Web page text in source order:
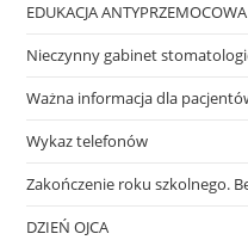
EDUKACJA ANTYPRZEMOCOWA
Nieczynny gabinet
Ważna informacja dla
Wykaz telefonów
Zakończenie roku szkolnego.
DZIEŃ OJCA